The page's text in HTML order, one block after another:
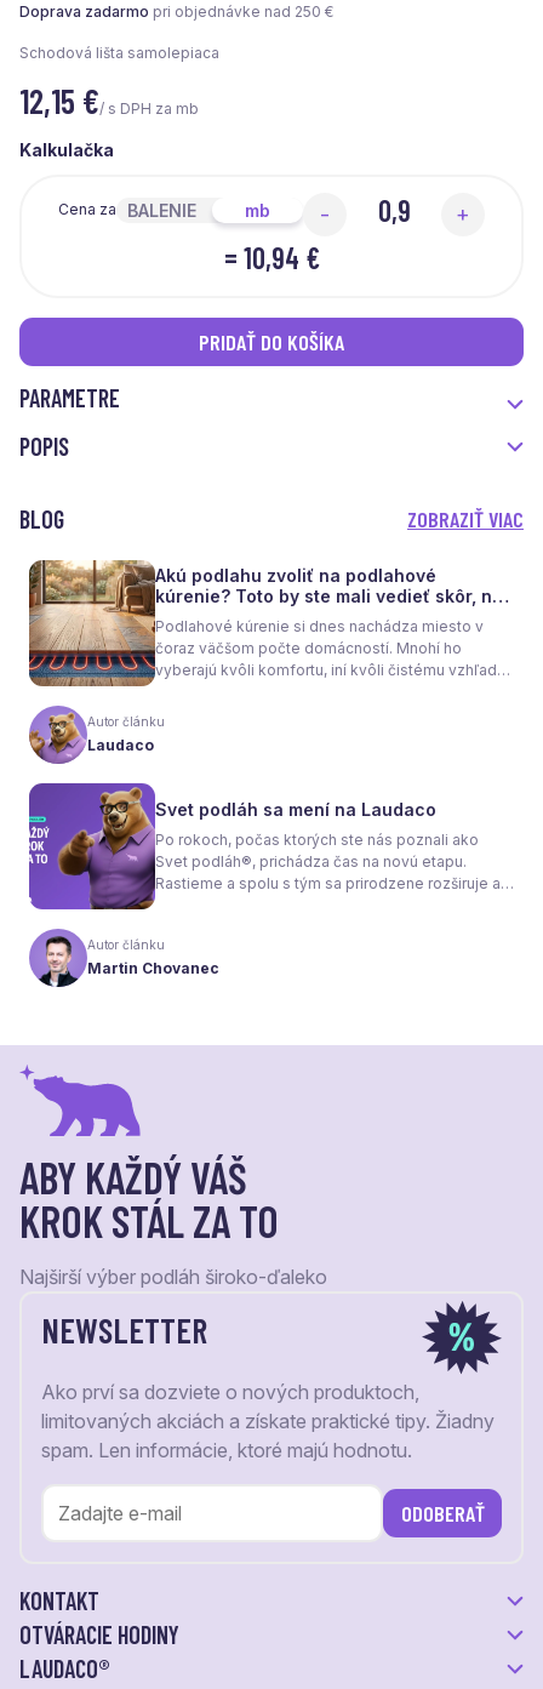
Doprava zadarmo pri objednávke nad 250 €
Schodová lišta samolepiaca
12,15 €/ s DPH za mb
Kalkulačka
Cena za BALENIE mb - +
= 10,94 €
PRIDAŤ DO KOŠÍKA
PARAMETRE
POPIS
BLOG ZOBRAZIŤ VIAC
Akú podlahu zvoliť na podlahové
kúrenie? Toto by ste mali vedieť skôr, než
sa rozhodnete
Podlahové kúrenie si dnes nachádza miesto v
čoraz väčšom počte domácností. Mnohí ho
vyberajú kvôli komfortu, iní kvôli čistému vzhľadu
nielen na pocit tepla v miestnosti, ale aj na
spotrebu energie a celkové fungovanie kúrenia.
Autor článku
Laudaco
Svet podláh sa mení na Laudaco
Po rokoch, počas ktorých ste nás poznali ako
Svet podláh®, prichádza čas na novú etapu.
Rastieme a spolu s tým sa prirodzene rozširuje aj
vizuálnou identitou. Naším cieľom je, aby každý
váš krok stál za to.
Autor článku
Martin Chovanec
ABY KAŽDÝ VÁŠ
KROK STÁL ZA TO
Najširší výber podláh široko-ďaleko
NEWSLETTER
Ako prví sa dozviete o nových produktoch,
limitovaných akciách a získate praktické tipy. Žiadny
spam. Len informácie, ktoré majú hodnotu.
ODOBERAŤ
KONTAKT
OTVÁRACIE HODINY
LAUDACO®